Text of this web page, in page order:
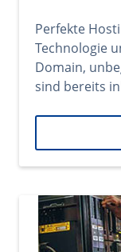
Perfekte
Technologie
Domain,
sind bereits